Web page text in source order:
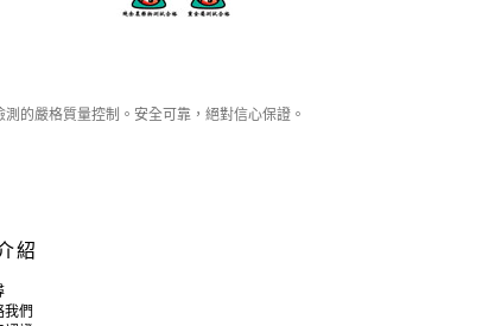
測的嚴格質量控制。安全可靠，絕對信心保證。
紹
我們